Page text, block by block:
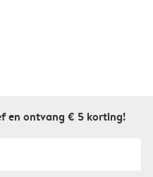
en ontvang € 5 korting!